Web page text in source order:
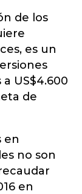
de los
es un
US$4.600
de
en
no son
en